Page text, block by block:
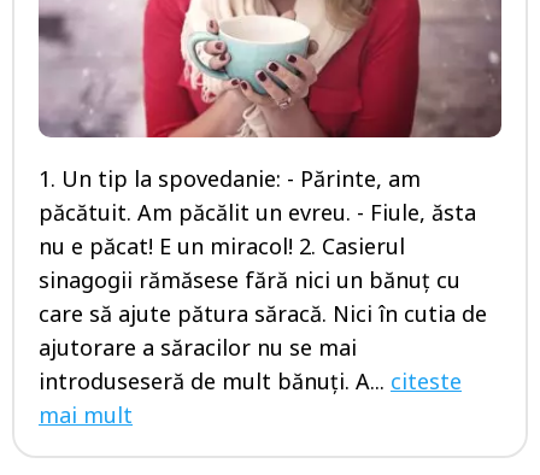
1. Un tip la spovedanie: - Părinte, am
păcătuit. Am păcălit un evreu. - Fiule, ăsta
nu e păcat! E un miracol! 2. Casierul
sinagogii rămăsese fără nici un bănuţ cu
care să ajute pătura săracă. Nici în cutia de
ajutorare a săracilor nu se mai
introduseseră de mult bănuţi. A... citeste
mai mult